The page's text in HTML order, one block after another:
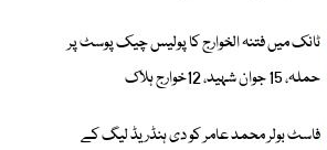
ٹانک میں فتنہ الخوارج کا پولیس چیک پوسٹ پر
حملہ، 15 جوان شہید، 12خوارج ہلاک
فاسٹ بولر محمد عامر کو دی ہنڈریڈ لیگ کے